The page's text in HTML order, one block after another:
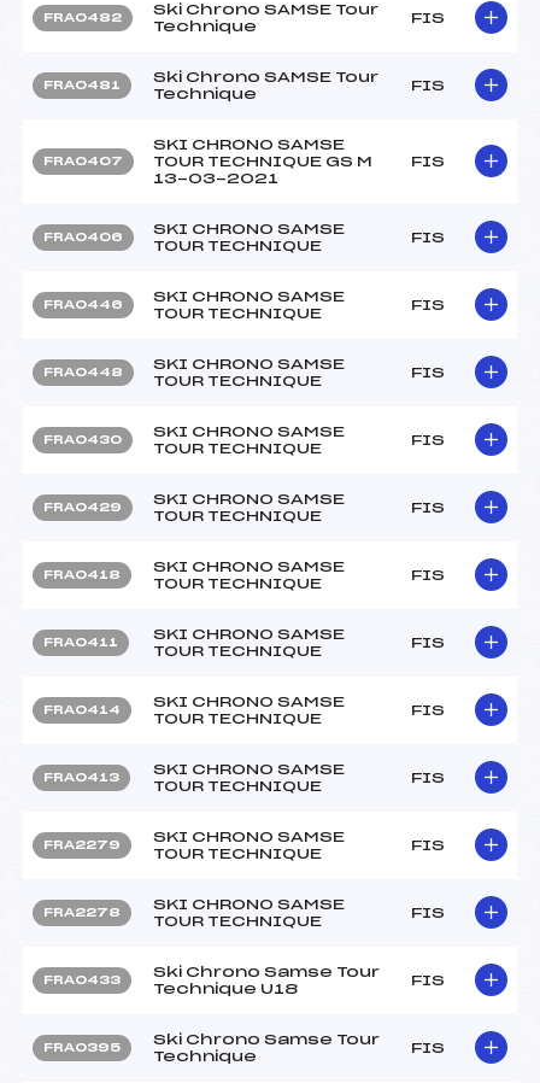
FRA0482
Ski Chrono SAMSE Tour
Technique
FIS
FRA0481
Ski Chrono SAMSE Tour
Technique
FIS
FRA0407
SKI CHRONO SAMSE
TOUR TECHNIQUE GS M
13-03-2021
FIS
FRA0406
SKI CHRONO SAMSE
TOUR TECHNIQUE
FIS
FRA0446
SKI CHRONO SAMSE
TOUR TECHNIQUE
FIS
FRA0448
SKI CHRONO SAMSE
TOUR TECHNIQUE
FIS
FRA0430
SKI CHRONO SAMSE
TOUR TECHNIQUE
FIS
FRA0429
SKI CHRONO SAMSE
TOUR TECHNIQUE
FIS
FRA0418
SKI CHRONO SAMSE
TOUR TECHNIQUE
FIS
FRA0411
SKI CHRONO SAMSE
TOUR TECHNIQUE
FIS
FRA0414
SKI CHRONO SAMSE
TOUR TECHNIQUE
FIS
FRA0413
SKI CHRONO SAMSE
TOUR TECHNIQUE
FIS
FRA2279
SKI CHRONO SAMSE
TOUR TECHNIQUE
FIS
FRA2278
SKI CHRONO SAMSE
TOUR TECHNIQUE
FIS
FRA0433
Ski Chrono Samse Tour
Technique U18
FIS
FRA0395
Ski Chrono Samse Tour
Technique
FIS